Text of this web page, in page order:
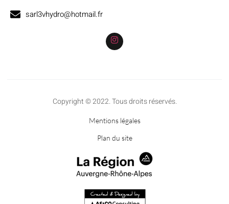
sarl3vhydro@hotmail.fr
Copyright © 2022. Tous droits réservés.
Mentions légales
Plan du site